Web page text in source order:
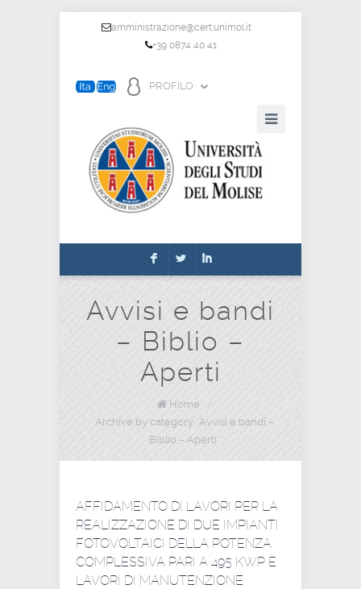
amministrazione@cert.unimol.it
+39 0874 40 41
PROFILO
F L I
Avvisi e bandi
– Biblio –
Aperti
Home
/
Archive by category "Avvisi e bandi –
Biblio – Aperti"
AFFIDAMENTO DI LAVORI PER LA
REALIZZAZIONE DI DUE IMPIANTI
FOTOVOLTAICI DELLA POTENZA
COMPLESSIVA PARI A 495 KWP E
LAVORI DI MANUTENZIONE